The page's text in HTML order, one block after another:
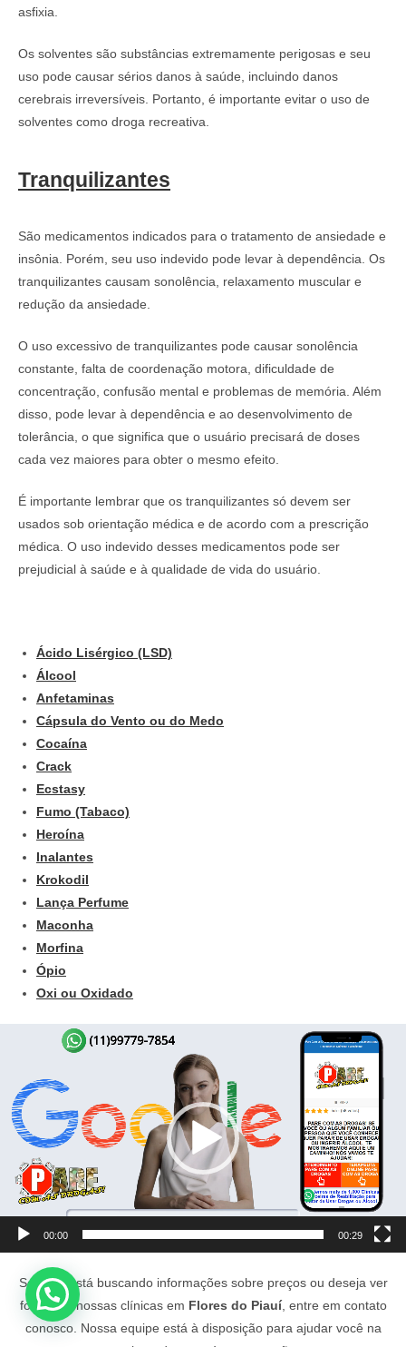
asfixia.
Os solventes são substâncias extremamente perigosas e seu
uso pode causar sérios danos à saúde, incluindo danos
cerebrais irreversíveis. Portanto, é importante evitar o uso de
solventes como droga recreativa.
Tranquilizantes
São medicamentos indicados para o tratamento de ansiedade e
insônia. Porém, seu uso indevido pode levar à dependência. Os
tranquilizantes causam sonolência, relaxamento muscular e
redução da ansiedade.
O uso excessivo de tranquilizantes pode causar sonolência
constante, falta de coordenação motora, dificuldade de
concentração, confusão mental e problemas de memória. Além
disso, pode levar à dependência e ao desenvolvimento de
tolerância, o que significa que o usuário precisará de doses
cada vez maiores para obter o mesmo efeito.
É importante lembrar que os tranquilizantes só devem ser
usados sob orientação médica e de acordo com a prescrição
médica. O uso indevido desses medicamentos pode ser
prejudicial à saúde e à qualidade de vida do usuário.
Ácido Lisérgico (LSD)
Álcool
Anfetaminas
Cápsula do Vento ou do Medo
Cocaína
Crack
Ecstasy
Fumo (Tabaco)
Heroína
Inalantes
Krokodil
Lança Perfume
Maconha
Morfina
Ópio
Oxi ou Oxidado
00:00 00:29
Se você está buscando informações sobre preços ou deseja ver
fotos das nossas clínicas em Flores do Piauí, entre em contato
conosco. Nossa equipe está à disposição para ajudar você na